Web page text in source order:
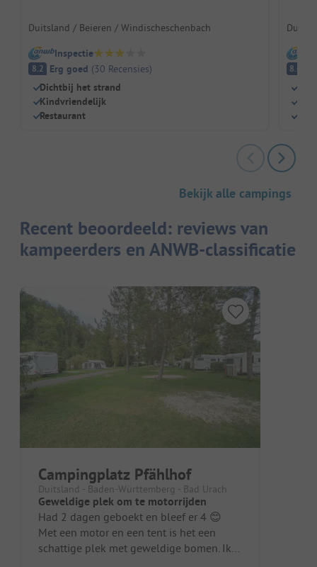
Duitsland / Beieren / Windischeschenbach
Inspectie
8.2 Erg goed (30 Recensies)
Dichtbij het strand
Kindvriendelijk
Restaurant
8.4
Bekijk alle campings
Recent beoordeeld: reviews van
kampeerders en ANWB-classificatie
Campingplatz Pfählhof
Duitsland - Baden-Württemberg - Bad Urach
Geweldige plek om te motorrijden
Had 2 dagen geboekt en bleef er 4 😊
Met een motor en een tent is het een
schattige plek met geweldige bomen. Ik